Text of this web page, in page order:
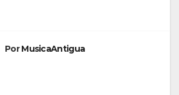
PorMusicaAntigua